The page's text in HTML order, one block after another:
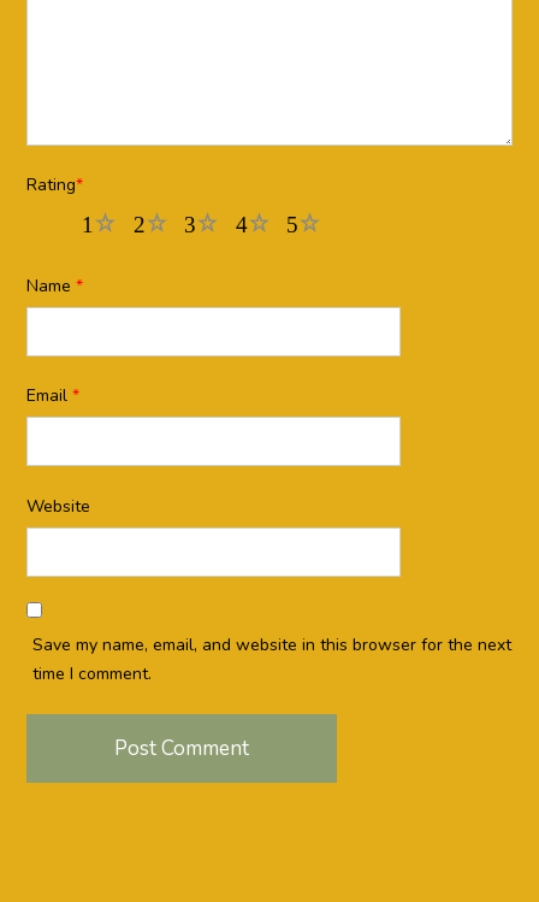
Rating*
5
4
3
2
1
Name *
Email *
Website
Save my name, email, and website in this browser for the next
time I comment.